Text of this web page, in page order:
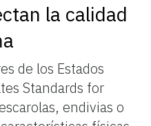
la calidad
de los Estados
Standards for
endivias o